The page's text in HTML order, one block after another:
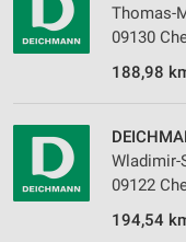
Thomas-
09130
188,98
Wladimir-
09122
194,54